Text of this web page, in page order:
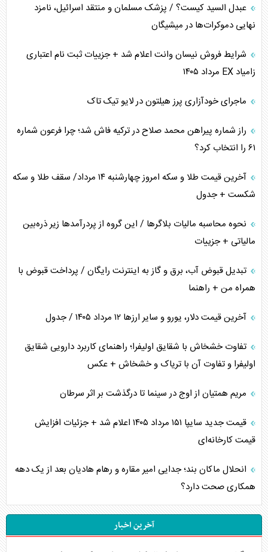
اوکراین بازوی مخرب آمریکا در غرب آسیا
اهمیت راهبردی اردن برای آمریکا
پیام، ظرفیت بالفعل‌نشده تجارت ایران
همسویی عربستان با سنتکام علیه متحدان ایران
ترامپ و توهم خلع سلاح حماس
عبدل السید کیست؟ / پزشک مسلمان و منتقد اسرائیل، نامزد
نهایی دموکرات‌ها در میشیگان
شرایط فروش نیسان وانت اعلام شد + جزییات ثبت نام اعتباری
زامیاد EX مرداد ۱۴۰۵
ماجرای خودآزاری پرز هیلتون در لایو تیک تاک
راز شماره پیراهن محمد صلاح در ترکیه فاش شد؛ چرا فرعون شماره
۶۱ را انتخاب کرد؟
آخرین قیمت طلا و سکه امروز چهارشنبه ۱۴ مرداد/ سقف طلا و سکه
شکست + جدول
نحوه محاسبه مالیات بلاگر‌ها / این گروه از پردرآمد‌ها زیر ذره‌بین
مالیاتی + جزییات
تبدیل قبوض آب، برق و گاز به اینترنت رایگان / پرداخت قبوض با
همراه من + راهنما
آخرین قیمت دلار، یورو و سایر ارز‌ها ۱۲ مرداد ۱۴۰۵ / جدول
تفاوت خشخاش با شقایق اولیفرا؛ راهنمای کاربرد دارویی شقایق
اولیفرا و تفاوت آن با تریاک و خشخاش + عکس
مریم همتیان از اوج در سینما تا درگذشت بر اثر سرطان
قیمت جدید سایپا ۱۵۱ مرداد ۱۴۰۵ اعلام شد + جزئیات افزایش
قیمت کارخانه‌ای
انحلال ماکان بند؛ جدایی امیر مقاره و رهام هادیان بعد از یک دهه
همکاری صحت دارد؟
آخرین اخبار